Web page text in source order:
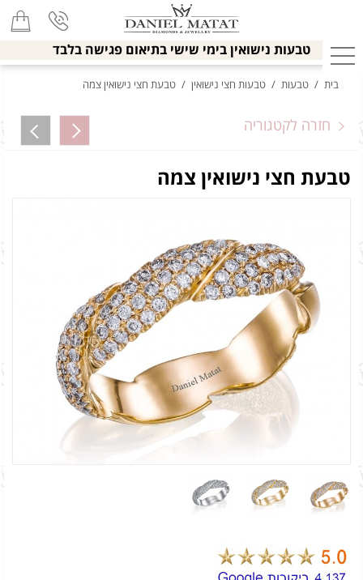
טבעות נישואין בימי שישי בתיאום פגישה בלבד
בית / טבעות / טבעות חצי נישואין / טבעת חצי נישואין צמה
חזרה לקטגוריה
טבעת חצי נישואין צמה